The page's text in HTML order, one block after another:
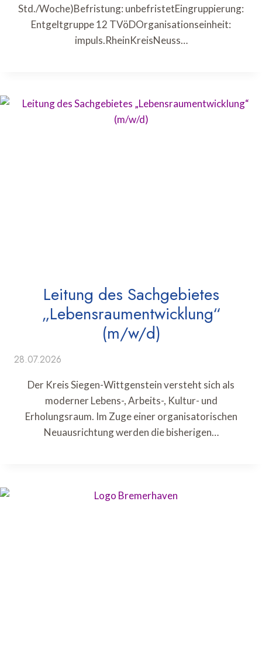
Std./Woche)Befristung: unbefristetEingruppierung:
Entgeltgruppe 12 TVöDOrganisationseinheit:
impuls.RheinKreisNeuss…
Leitung des Sachgebietes
„Lebensraumentwicklung“
(m/w/d)
28.07.2026
Der Kreis Siegen-Wittgenstein versteht sich als
moderner Lebens-, Arbeits-, Kultur- und
Erholungsraum. Im Zuge einer organisatorischen
Neuausrichtung werden die bisherigen…